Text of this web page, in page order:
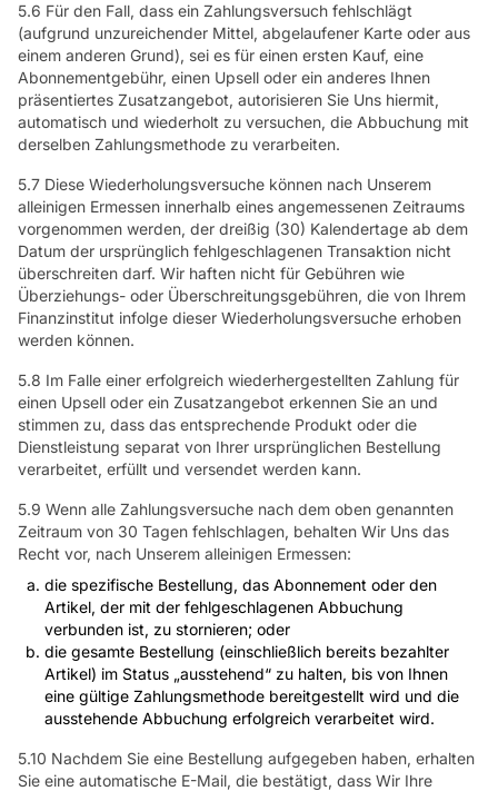
5.6 Für den Fall, dass ein Zahlungsversuch fehlschlägt
(aufgrund unzureichender Mittel, abgelaufener Karte oder aus
einem anderen Grund), sei es für einen ersten Kauf, eine
Abonnementgebühr, einen Upsell oder ein anderes Ihnen
präsentiertes Zusatzangebot, autorisieren Sie Uns hiermit,
automatisch und wiederholt zu versuchen, die Abbuchung mit
derselben Zahlungsmethode zu verarbeiten.
5.7 Diese Wiederholungsversuche können nach Unserem
alleinigen Ermessen innerhalb eines angemessenen Zeitraums
vorgenommen werden, der dreißig (30) Kalendertage ab dem
Datum der ursprünglich fehlgeschlagenen Transaktion nicht
überschreiten darf. Wir haften nicht für Gebühren wie
Überziehungs- oder Überschreitungsgebühren, die von Ihrem
Finanzinstitut infolge dieser Wiederholungsversuche erhoben
werden können.
5.8 Im Falle einer erfolgreich wiederhergestellten Zahlung für
einen Upsell oder ein Zusatzangebot erkennen Sie an und
stimmen zu, dass das entsprechende Produkt oder die
Dienstleistung separat von Ihrer ursprünglichen Bestellung
verarbeitet, erfüllt und versendet werden kann.
5.9 Wenn alle Zahlungsversuche nach dem oben genannten
Zeitraum von 30 Tagen fehlschlagen, behalten Wir Uns das
Recht vor, nach Unserem alleinigen Ermessen:
die spezifische Bestellung, das Abonnement oder den
Artikel, der mit der fehlgeschlagenen Abbuchung
verbunden ist, zu stornieren; oder
die gesamte Bestellung (einschließlich bereits bezahlter
Artikel) im Status „ausstehend“ zu halten, bis von Ihnen
eine gültige Zahlungsmethode bereitgestellt wird und die
ausstehende Abbuchung erfolgreich verarbeitet wird.
5.10 Nachdem Sie eine Bestellung aufgegeben haben, erhalten
Sie eine automatische E-Mail, die bestätigt, dass Wir Ihre